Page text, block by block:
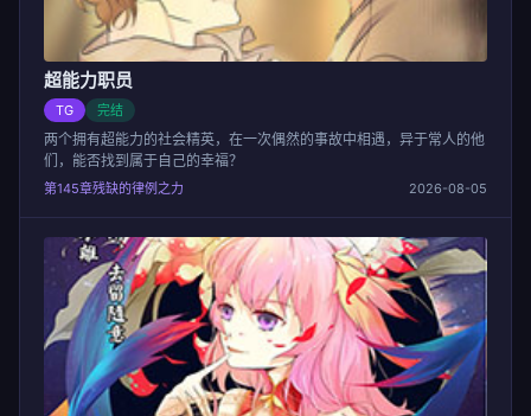
超能力职员
TG 完结
两个拥有超能力的社会精英，在一次偶然的事故中相遇，异于常人的他
们，能否找到属于自己的幸福？
第145章残缺的律例之力 2026-08-05